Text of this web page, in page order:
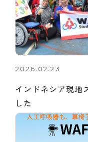
2026.02.23
インドネシア現地
した